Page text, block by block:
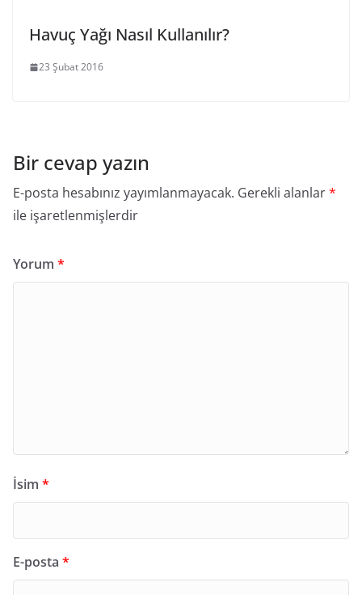
Havuç Yağı Nasıl Kullanılır?
23 Şubat 2016
Bir cevap yazın
E-posta hesabınız yayımlanmayacak. Gerekli alanlar*
ile işaretlenmişlerdir
Yorum *
İsim *
E-posta *